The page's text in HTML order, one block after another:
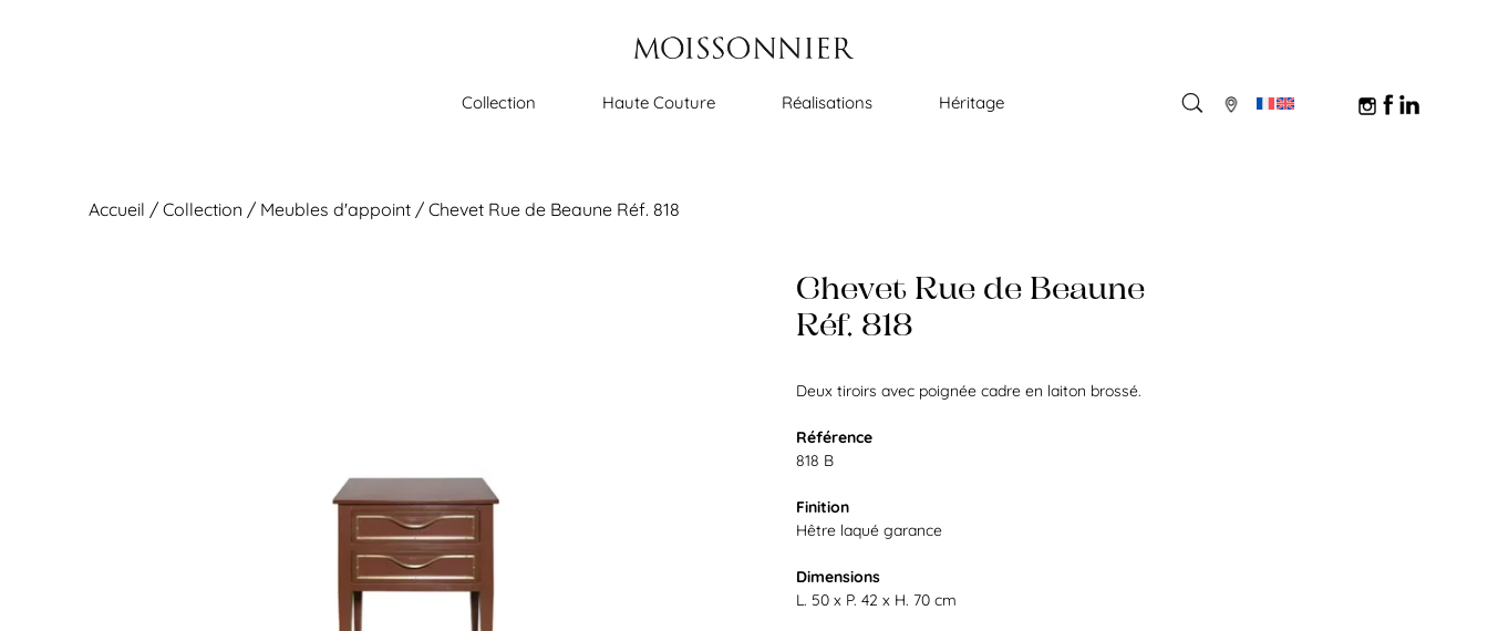
Collection Haute Couture Réalisations Héritage
Accueil /Collection / Meubles d'appoint / Chevet Rue de Beaune Réf. 818
Chevet Rue de Beaune
Réf. 818
Deux tiroirs avec poignée cadre en laiton brossé.
Référence
818 B
Finition
Hêtre laqué garance
Dimensions
L. 50 x P. 42 x H. 70 cm